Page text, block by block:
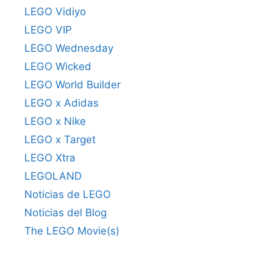
LEGO Vidiyo
LEGO VIP
LEGO Wednesday
LEGO Wicked
LEGO World Builder
LEGO x Adidas
LEGO x Nike
LEGO x Target
LEGO Xtra
LEGOLAND
Noticias de LEGO
Noticias del Blog
The LEGO Movie(s)